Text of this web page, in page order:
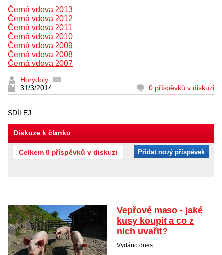
Černá vdova 2013
Černá vdova 2012
Černá vdova 2011
Černá vdova 2010
Černá vdova 2009
Černá vdova 2008
Černá vdova 2007
Horydoly
31/3/2014
0 příspěvků v diskuzi
SDÍLEJ:
Diskuze k článku
Celkem 0 příspěvků v diskuzi Přidat nový příspěvek
Vepřové maso - jaké
kusy koupit a co z
nich uvařit?
Vydáno dnes